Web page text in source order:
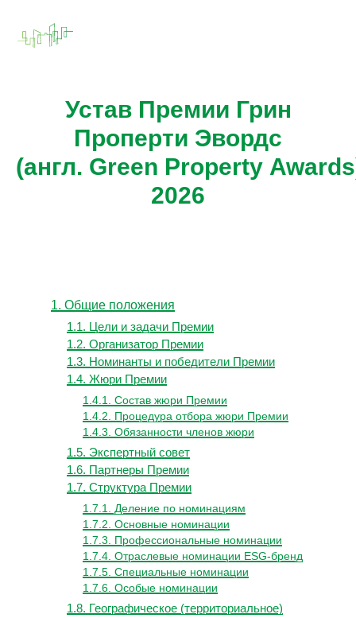
Устав Премии Грин
Проперти Эвордс
(англ. Green Property
2026
1. Общие положения
1.1. Цели и задачи Премии
1.2. Организатор Премии
1.3. Номинанты и победители Премии
1.4. Жюри Премии
1.4.1. Состав жюри Премии
1.4.2. Процедура отбора жюри Премии
1.4.3. Обязанности членов жюри
1.5. Экспертный совет
1.6. Партнеры Премии
1.7. Структура Премии
1.7.1. Деление по номинациям
1.7.2. Основные номинации
1.7.3. Профессиональные номинации
1.7.4. Отраслевые номинации ESG-бренд
1.7.5. Специальные номинации
1.7.6. Особые номинации
1.8. Географическое (территориальное)